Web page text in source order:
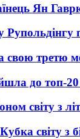
Ян
третю
до топ-
світу з
світу з